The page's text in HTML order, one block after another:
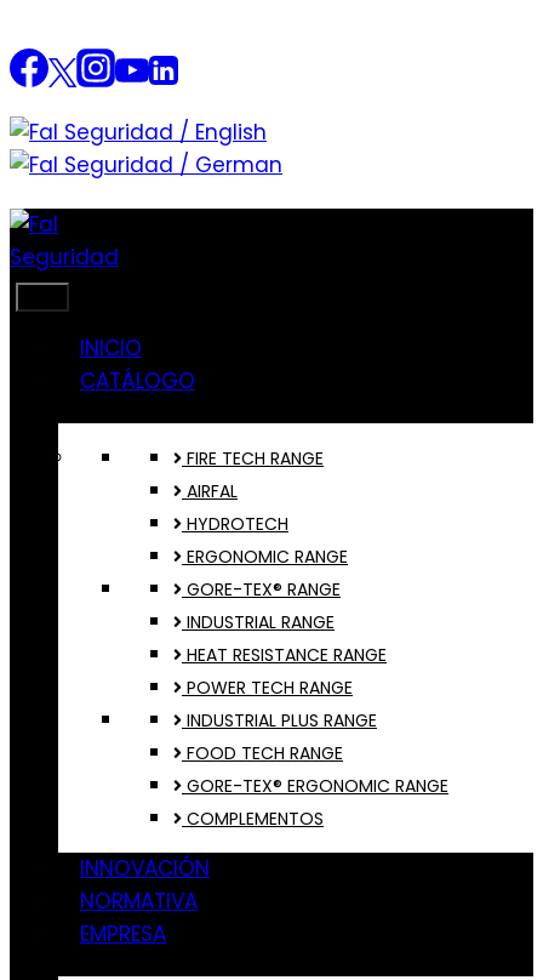
Saltar
al
contenido
INICIO
CATÁLOGO
FIRE TECH RANGE
AIRFAL
HYDROTECH
ERGONOMIC RANGE
GORE-TEX® RANGE
INDUSTRIAL RANGE
HEAT RESISTANCE RANGE
POWER TECH RANGE
INDUSTRIAL PLUS RANGE
FOOD TECH RANGE
GORE-TEX® ERGONOMIC RANGE
COMPLEMENTOS
INNOVACIÓN
NORMATIVA
EMPRESA